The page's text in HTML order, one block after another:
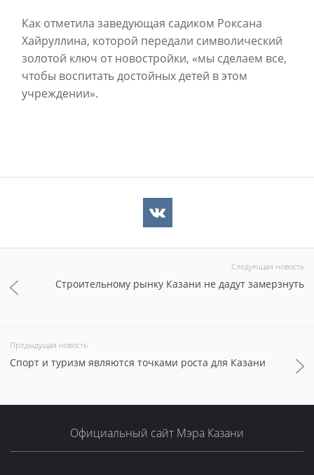
Как отметила заведующая садиком Роксана
Хайруллина, которой передали символический
золотой ключ от новостройки, «мы сделаем все,
чтобы воспитать достойных детей в этом
учреждении».
Следующая новость
Строительному рынку Казани не дадут замерзнуть
Предыдущая новость
Спорт и туризм являются точками роста для Казани
Официальный сайт Мэра Казани